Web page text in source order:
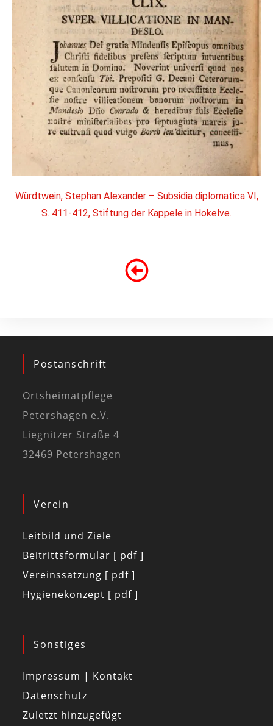
Würdtwein, Stephan Alexander – Subsidia diplomatica VI,
S. 411-412, Stiftung der Kappele in Hokelve.
Postanschrift
Ortsheimatpflege
Petershagen e.V.
Liegnitzer Straße 4
32469 Petershagen
Verein
Leitbild und Ziele
Beitrittsformular [ pdf ]
Vereinssatzung [ pdf ]
Hygienekonzept [ pdf ]
Sonstiges
Impressum | Kontakt
Datenschutz
Zuletzt hinzugefügt